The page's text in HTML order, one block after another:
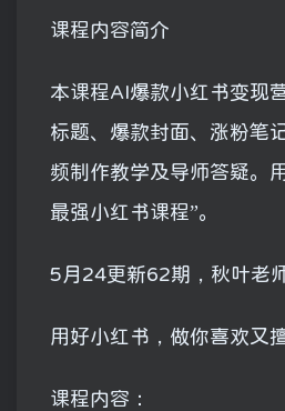
课程内容简介
本课程AI爆款小红书变现
标题、爆款封面、涨粉笔
频制作教学及导师答疑。
最强小红书课程”。
5月24更新62期，秋叶老
用好小红书，做你喜欢又
课程内容：